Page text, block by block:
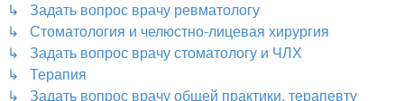
↳ Задать вопрос врачу ревматологу
↳ Стоматология и челюстно-лицевая хирургия
↳ Задать вопрос врачу стоматологу и ЧЛХ
↳ Терапия
↳ Задать вопрос врачу общей практики, терапевту